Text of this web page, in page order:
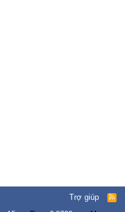
Trợ giúp
R